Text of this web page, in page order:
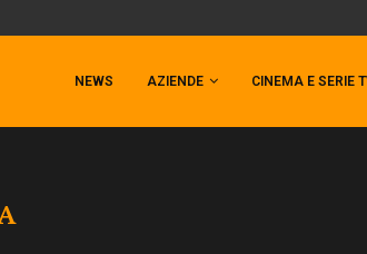
LAGUNA...
NEWS AZIENDE CINEMA E SERIE